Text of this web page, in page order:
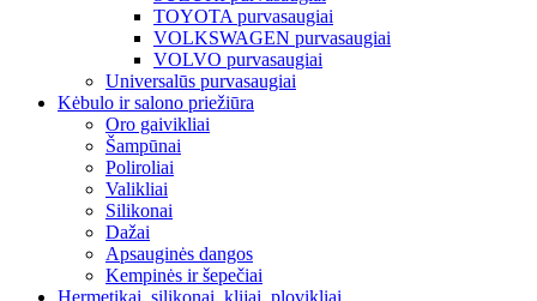
TOYOTA purvasaugiai
VOLKSWAGEN purvasaugiai
VOLVO purvasaugiai
Universalūs purvasaugiai
Kėbulo ir salono priežiūra
Oro gaivikliai
Šampūnai
Poliroliai
Valikliai
Silikonai
Dažai
Apsauginės dangos
Kempinės ir šepečiai